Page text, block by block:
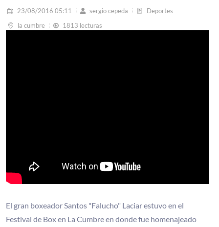
23/08/2016 05:11 sergio cepeda
Deportes
la cumbre
1813 lecturas
El gran boxeador Santos "Falucho" Laciar estuvo en el
Festival de Box en La Cumbre en donde fue homenajeado